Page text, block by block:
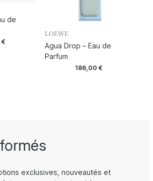
de
€
LOEWE
Agua Drop – Eau de
Parfum
186,00 €
exclusives, nouveautés et